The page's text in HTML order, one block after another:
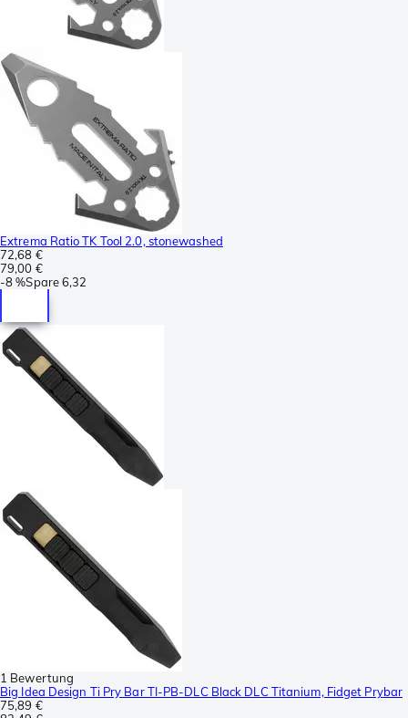
Extrema Ratio TK Tool 2.0, stonewashed
72,68 €
79,00 €
-8 %Spare6,32
1 Bewertung
Big Idea Design Ti Pry Bar TI-PB-DLC Black DLC Titanium, Fidget Prybar
75,89 €